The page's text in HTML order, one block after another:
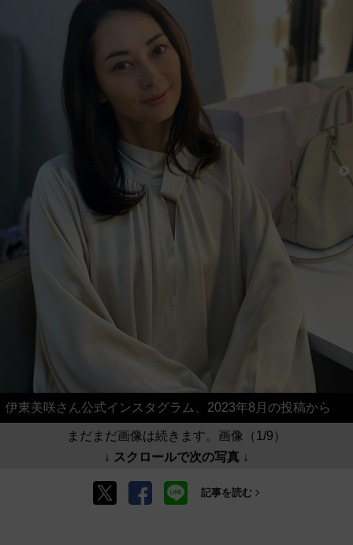
伊東美咲さん公式インスタグラム、2023年8月の投稿から
まだまだ画像は続きます。画像（1/9）
↓ スクロールで次の写真 ↓
記事を読む